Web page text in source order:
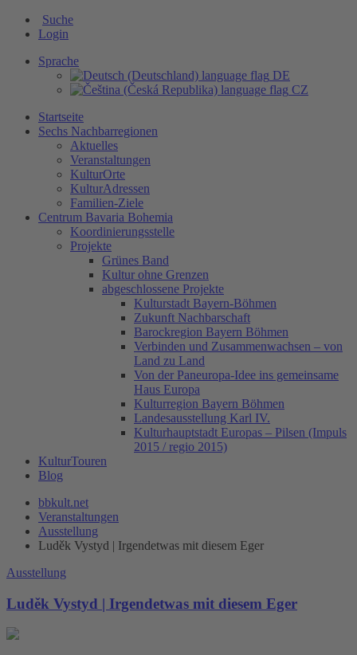
Suche
Login
Sprache
DE
CZ
Startseite
Sechs Nachbarregionen
Aktuelles
Veranstaltungen
KulturOrte
KulturAdressen
Familien-Ziele
Centrum Bavaria Bohemia
Koordinierungsstelle
Projekte
Grünes Band
Kultur ohne Grenzen
abgeschlossene Projekte
Kulturstadt Bayern-Böhmen
Zukunft Nachbarschaft
Barockregion Bayern Böhmen
Verbinden und Zusammenwachsen – von
Land zu Land
Von der Paneuropa-Idee ins gemeinsame
Haus Europa
Kulturregion Bayern Böhmen
Landesausstellung Karl IV.
Kulturhauptstadt Europas – Pilsen (Impuls
2015 / regio 2015)
KulturTouren
Blog
bbkult.net
Veranstaltungen
Ausstellung
Luděk Vystyd | Irgendetwas mit diesem Eger
Ausstellung
Luděk Vystyd | Irgendetwas mit diesem Eger